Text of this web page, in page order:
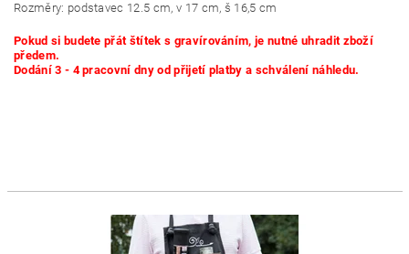
Rozměry: podstavec 12.5 cm, v 17 cm, š 16,5 cm
Pokud si budete přát štítek s gravírováním, je nutné uhradit zboží
předem.
Dodání 3 - 4 pracovní dny od přijetí platby a schválení náhledu.